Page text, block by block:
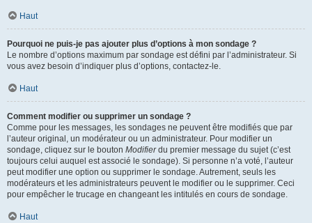
Haut
Pourquoi ne puis-je pas ajouter plus d’options à mon sondage ?
Le nombre d’options maximum par sondage est défini par l’administrateur. Si
vous avez besoin d’indiquer plus d’options, contactez-le.
Haut
Comment modifier ou supprimer un sondage ?
Comme pour les messages, les sondages ne peuvent être modifiés que par
l’auteur original, un modérateur ou un administrateur. Pour modifier un
sondage, cliquez sur le bouton Modifierdu premier message du sujet (c’est
toujours celui auquel est associé le sondage). Si personne n’a voté, l’auteur
peut modifier une option ou supprimer le sondage. Autrement, seuls les
modérateurs et les administrateurs peuvent le modifier ou le supprimer. Ceci
pour empêcher le trucage en changeant les intitulés en cours de sondage.
Haut